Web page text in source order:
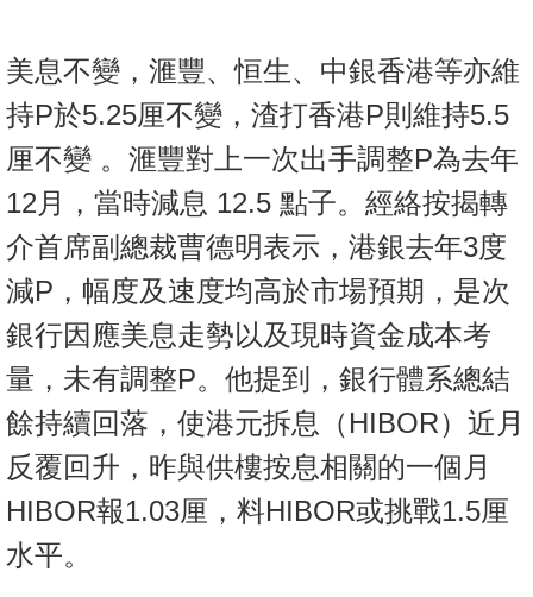
美息不變，滙豐、恒生、中銀香港等亦維
持P於5.25厘不變，渣打香港P則維持5.5
厘不變 。滙豐對上一次出手調整P為去年
12月，當時減息 12.5 點子。經絡按揭轉
介首席副總裁曹德明表示，港銀去年3度
減P，幅度及速度均高於市場預期，是次
銀行因應美息走勢以及現時資金成本考
量，未有調整P。他提到，銀行體系總結
餘持續回落，使港元拆息（HIBOR）近月
反覆回升，昨與供樓按息相關的一個月
HIBOR報1.03厘，料HIBOR或挑戰1.5厘
水平。